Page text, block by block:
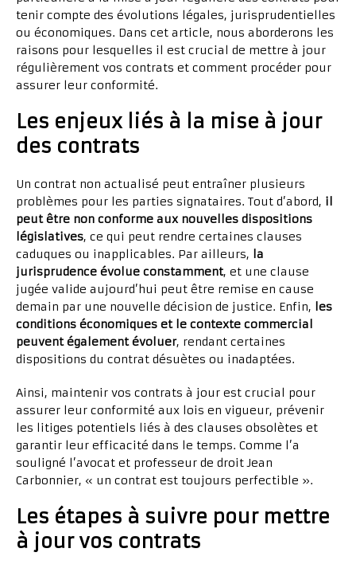
tenir compte des évolutions légales, jurisprudentielles
ou économiques. Dans cet article, nous aborderons les
raisons pour lesquelles il est crucial de mettre à jour
régulièrement vos contrats et comment procéder pour
assurer leur conformité.
Les enjeux liés à la mise à jour
des contrats
Un contrat non actualisé peut entraîner plusieurs
problèmes pour les parties signataires. Tout d’abord, il
peut être non conforme aux nouvelles dispositions
législatives, ce qui peut rendre certaines clauses
caduques ou inapplicables. Par ailleurs, la
jurisprudence évolue constamment, et une clause
jugée valide aujourd’hui peut être remise en cause
demain par une nouvelle décision de justice. Enfin, les
conditions économiques et le contexte commercial
peuvent également évoluer, rendant certaines
dispositions du contrat désuètes ou inadaptées.
Ainsi, maintenir vos contrats à jour est crucial pour
assurer leur conformité aux lois en vigueur, prévenir
les litiges potentiels liés à des clauses obsolètes et
garantir leur efficacité dans le temps. Comme l’a
souligné l’avocat et professeur de droit Jean
Carbonnier, « un contrat est toujours perfectible ».
Les étapes à suivre pour mettre
à jour vos contrats